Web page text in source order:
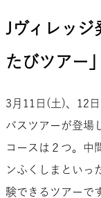
Jヴィレッジ
たびツアー
3月11日(土)、12
バスツアーが登場
コースは２つ。中
ンふくしまといっ
験できるツアーです